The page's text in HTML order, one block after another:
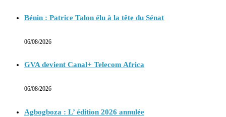
Bénin : Patrice Talon élu à la tête du Sénat
06/08/2026
GVA devient Canal+ Telecom Africa
06/08/2026
Agbogboza : L’ édition 2026 annulée